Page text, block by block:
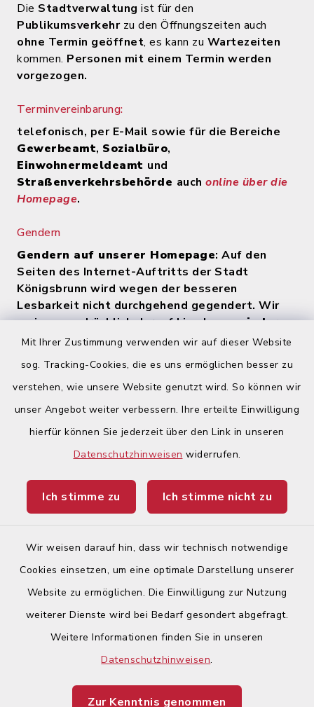
Mit Ihrer Zustimmung verwenden wir auf dieser Website
sog. Tracking-Cookies, die es uns ermöglichen besser zu
verstehen, wie unsere Website genutzt wird. So können wir
unser Angebot weiter verbessern. Ihre erteilte Einwilligung
hierfür können Sie jederzeit über den Link in unseren
Datenschutzhinweisen widerrufen.
Ich stimme zu Ich stimme nicht zu
Wir weisen darauf hin, dass wir technisch notwendige
Cookies einsetzen, um eine optimale Darstellung unserer
Website zu ermöglichen. Die Einwilligung zur Nutzung
weiterer Dienste wird bei Bedarf gesondert abgefragt.
Weitere Informationen finden Sie in unseren
Datenschutzhinweisen.
Zur Kenntnis genommen
Die Stadtverwaltung ist für den
Publikumsverkehr zu den Öffnungszeiten auch
ohne Termin geöffnet, es kann zu Wartezeiten
kommen. Personen mit einem Termin werden
vorgezogen.
Terminvereinbarung:
telefonisch, per E-Mail sowie für die Bereiche
Gewerbeamt, Sozialbüro,
Einwohnermeldeamt und
Straßenverkehrsbehörde auch online über die
Homepage.
Gendern
Gendern auf unserer Homepage: Auf den
Seiten des Internet-Auftritts der Stadt
Königsbrunn wird wegen der besseren
Lesbarkeit nicht durchgehend gegendert. Wir
weisen ausdrücklich darauf hin, dasszu jeder
Zeit alle Geschlechter (m/w/d) angesprochen
Quicklinks
Begegnungsland Lech-Wertach
Ticketportal
Barrierefreiheit